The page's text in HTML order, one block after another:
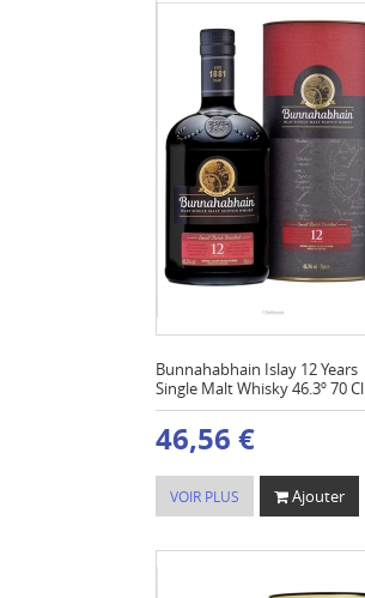
Bunnahabhain Islay 12 Years
Single Malt Whisky 46.3º 70 Cl
46,56 €
VOIR PLUS Ajouter